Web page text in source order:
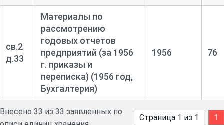
св.2
д.33
Материалы по
рассмотрению
годовых отчетов
предприятий (за 1956
г. приказы и
переписка) (1956 год,
Бухгалтерия)
1956 76
Внесено 33 из 33 заявленных по
Страница 1 из 1 1